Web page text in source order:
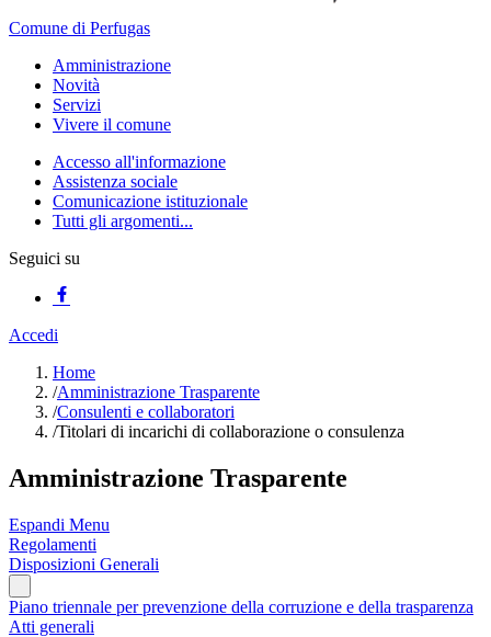
Comune di Perfugas
Amministrazione
Novità
Servizi
Vivere il comune
Accesso all'informazione
Assistenza sociale
Comunicazione istituzionale
Tutti gli argomenti...
Seguici su
Accedi
Home
/Amministrazione Trasparente
/Consulenti e collaboratori
/Titolari di incarichi di collaborazione o consulenza
Amministrazione Trasparente
Espandi Menu
Regolamenti
Disposizioni Generali
Piano triennale per prevenzione della corruzione e della trasparenza
Atti generali